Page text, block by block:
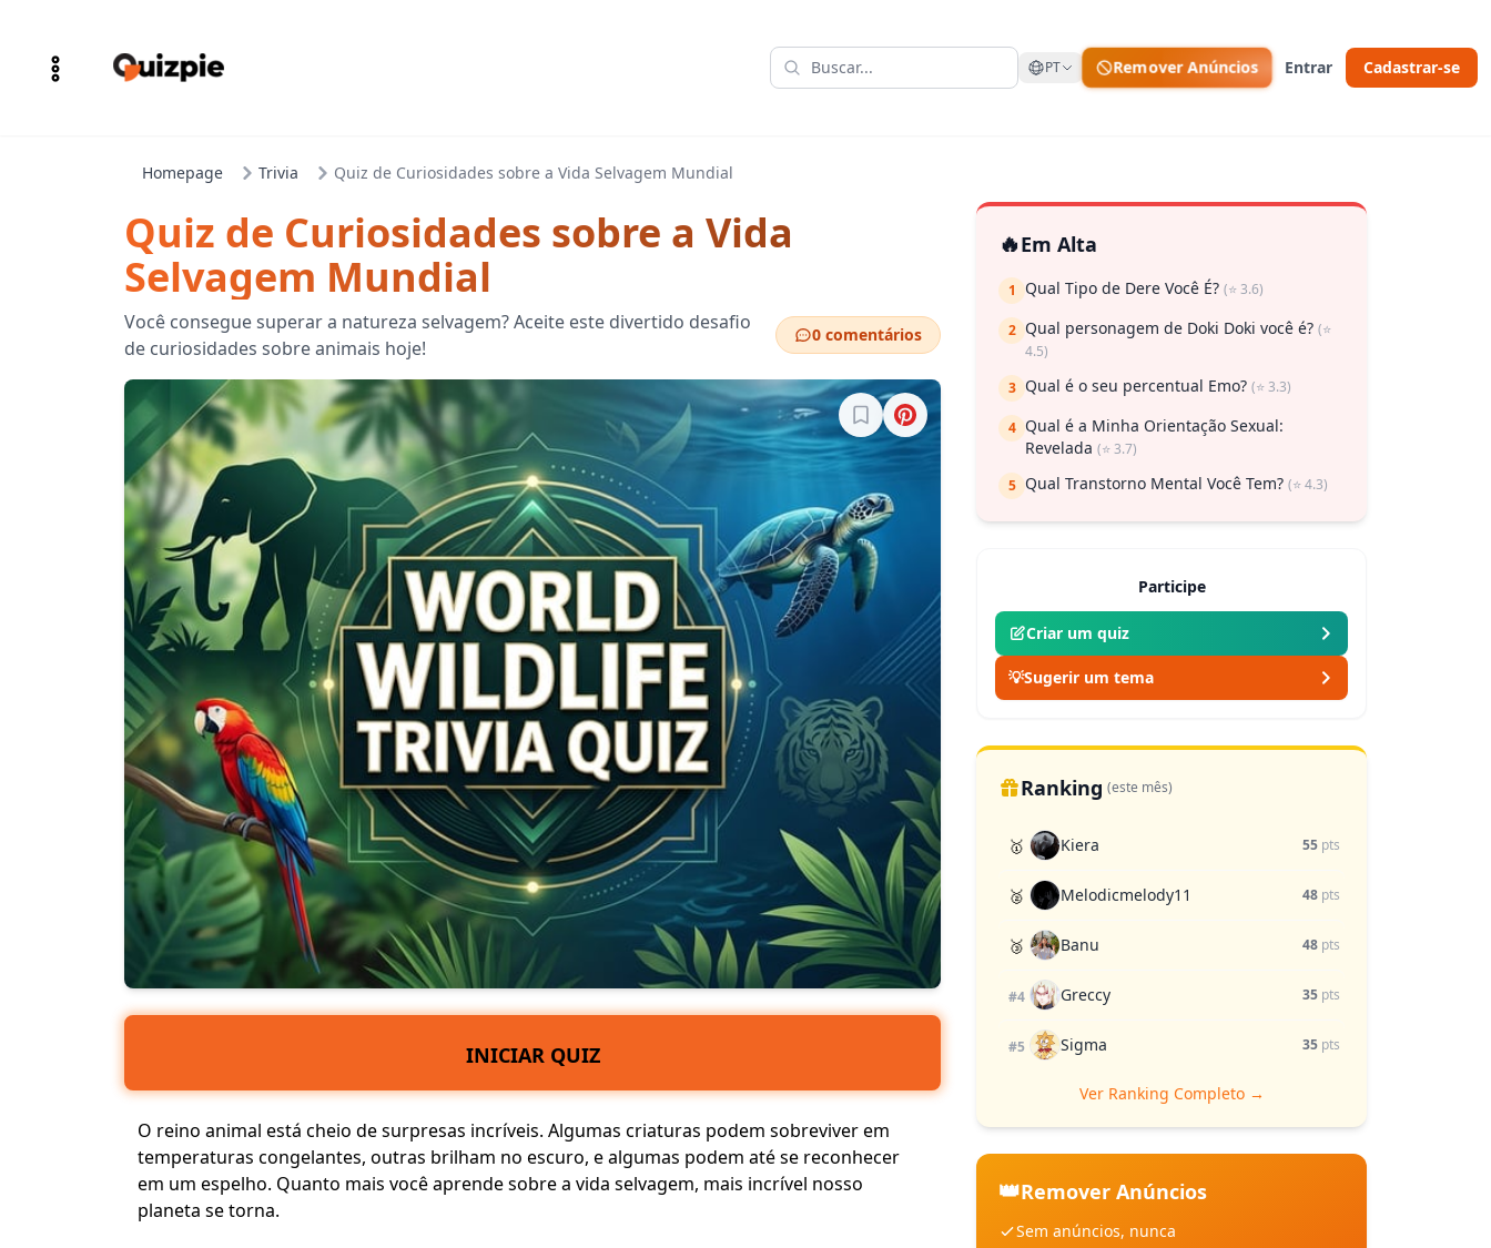
PT Remover Anúncios Entrar Cadastrar-se
Homepage Trivia Quiz de Curiosidades sobre a Vida Selvagem Mundial
Quiz de Curiosidades sobre a Vida
Selvagem Mundial
Você consegue superar a natureza selvagem? Aceite este divertido desafio
de curiosidades sobre animais hoje!
0 comentários
Entre para salvar
INICIAR QUIZ
O reino animal está cheio de surpresas incríveis. Algumas criaturas podem sobreviver em
temperaturas congelantes, outras brilham no escuro, e algumas podem até se reconhecer
em um espelho. Quanto mais você aprende sobre a vida selvagem, mais incrível nosso
planeta se torna.
🔥Em Alta
1 Qual Tipo de Dere Você É? (⭐ 3.6)
2 Qual personagem de Doki Doki você é? (⭐
4.5)
3 Qual é o seu percentual Emo? (⭐ 3.3)
4 Qual é a Minha Orientação Sexual:
Revelada (⭐ 3.7)
5 Qual Transtorno Mental Você Tem? (⭐ 4.3)
Participe
Criar um quiz
💡Sugerir um tema
Ranking (este mês)
🥇 Kiera 55 pts
🥈 Melodicmelody11 48 pts
🥉 Banu 48 pts
#4 Greccy 35 pts
#5 Sigma 35 pts
Ver Ranking Completo →
👑Remover Anúncios
Sem anúncios, nunca